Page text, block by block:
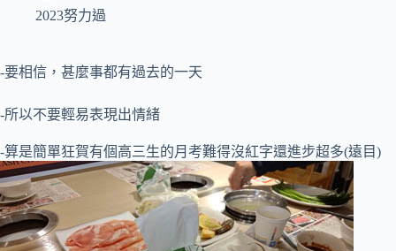
2023努力過
-要相信，甚麼事都有過去的一天
-所以不要輕易表現出情緒
-算是簡單狂賀有個高三生的月考難得沒紅字還進步超多(遠目)